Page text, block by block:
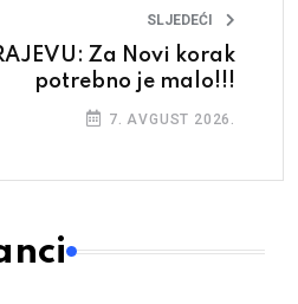
SLJEDEĆI
Za Novi korak
potrebno je malo!!!
7. AVGUST 2026.